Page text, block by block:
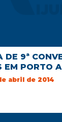
DE 9ª
EM PORTO
abril de 2014